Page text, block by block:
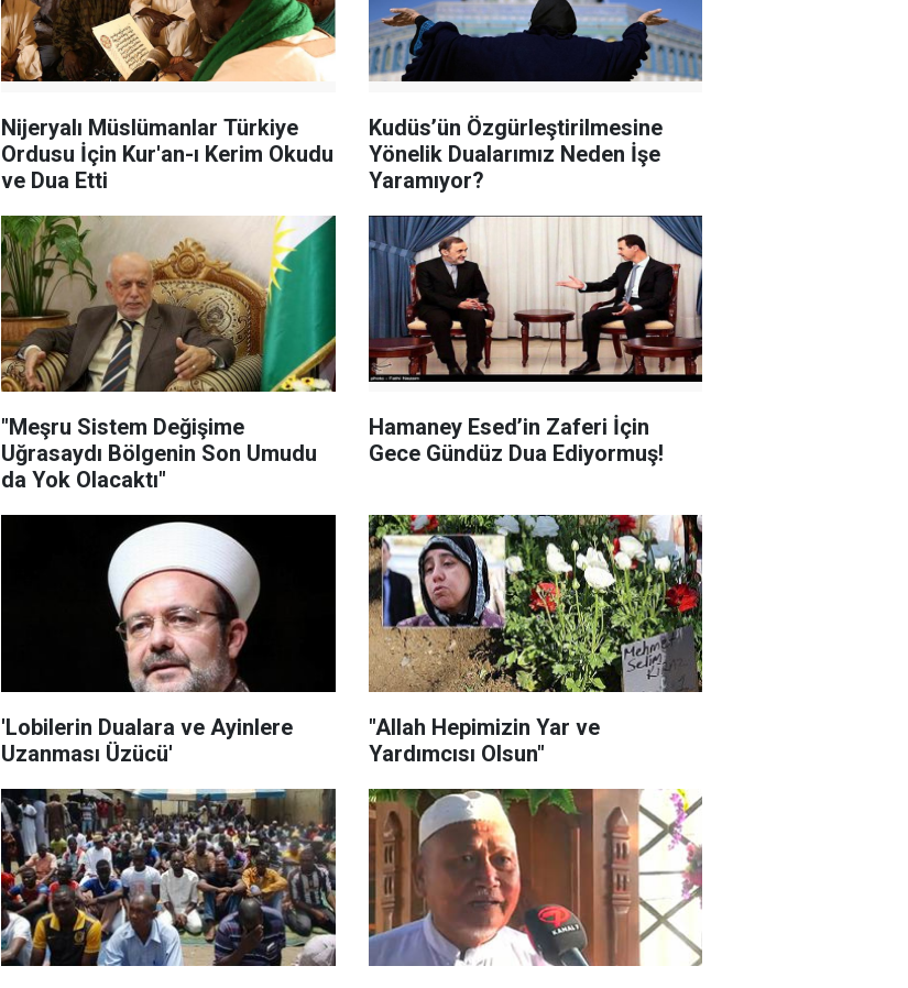
Nijeryalı Müslümanlar Türkiye
Ordusu İçin Kur'an-ı Kerim Okudu
ve Dua Etti
Kudüs’ün Özgürleştirilmesine
Yönelik Dualarımız Neden İşe
Yaramıyor?
"Meşru Sistem Değişime
Uğrasaydı Bölgenin Son Umudu
da Yok Olacaktı"
Hamaney Esed’in Zaferi İçin
Gece Gündüz Dua Ediyormuş!
'Lobilerin Dualara ve Ayinlere
Uzanması Üzücü'
"Allah Hepimizin Yar ve
Yardımcısı Olsun"